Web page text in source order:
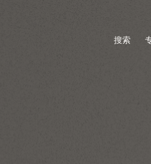
搜索